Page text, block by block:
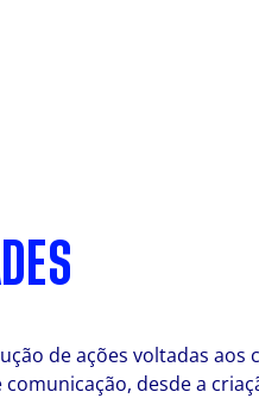
de ações voltadas aos
desde a